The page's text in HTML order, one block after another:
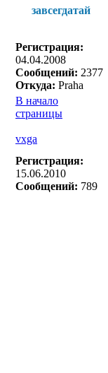
завсегдатай
Регистрация:
04.04.2008
Сообщений: 2377
Откуда: Praha
В начало
страницы
vxga
Регистрация:
15.06.2010
Сообщений: 789